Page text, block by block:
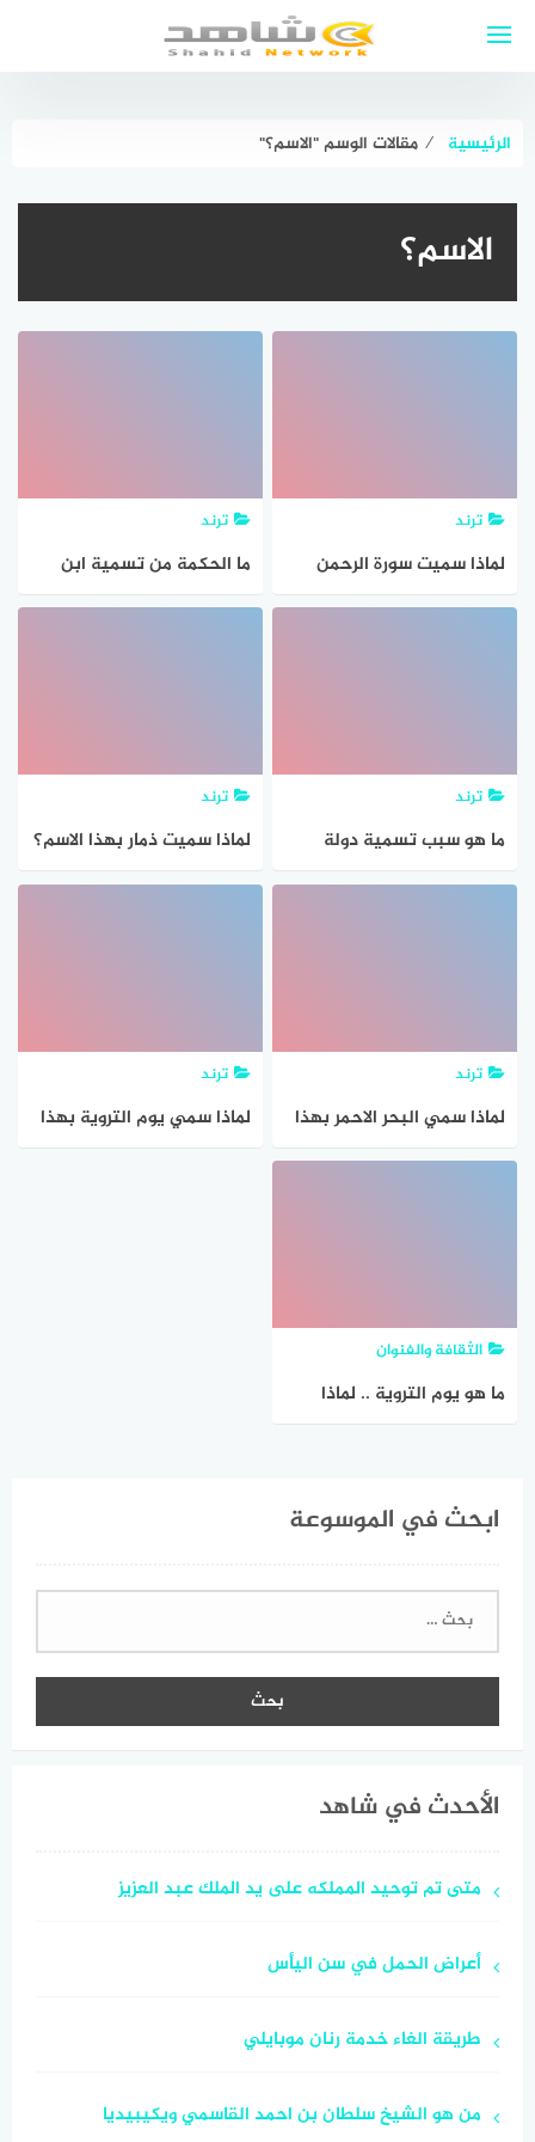
الرئيسية ⁄ مقالات الوسم "الاسم؟"
الاسم؟
ترند
لماذا سميت سورة الرحمن
بهذا الاسم؟
ترند
ما الحكمة من تسمية ابن
حجر العسقلاني بهذا الاسم؟
ترند
ما هو سبب تسمية دولة
البحرين بهذا الاسم؟
ترند
لماذا سميت ذمار بهذا الاسم؟
ترند
لماذا سمي البحر الاحمر بهذا
الاسم؟
ترند
لماذا سمي يوم التروية بهذا
الثقافة والفنوان
ما هو يوم التروية .. لماذا
ابحث في الموسوعة
البحث
الأحدث في شاهد
متى تم توحيد المملكه على يد الملك عبد العزيز
أعراض الحمل في سن اليأس
طريقة الغاء خدمة رنان موبايلي
من هو الشيخ سلطان بن احمد القاسمي ويكيبيديا